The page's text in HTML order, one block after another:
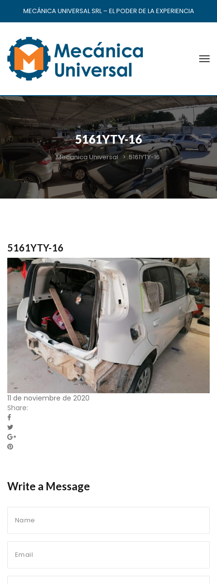
MECÁNICA UNIVERSAL SRL – EL PODER DE LA EXPERIENCIA
5161YTY-16
Mecanica Universal > 5161YTY-16
5161YTY-16
11 de noviembre de 2020
Share:
Write a Message